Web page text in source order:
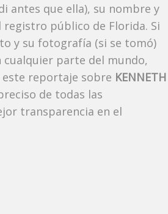
antes que ella), su nombre y
público de Florida. Si
y su fotografía (si se tomó)
parte del mundo,
reportaje sobre KENNETH
de todas las
transparencia en el